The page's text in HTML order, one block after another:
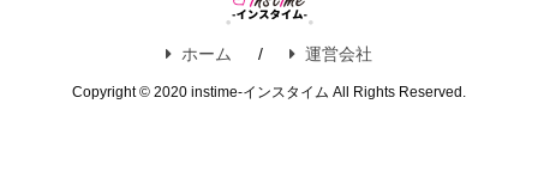
ホーム 運営会社
Copyright © 2020 instime-インスタイム All Rights Reserved.